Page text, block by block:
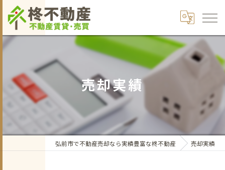
売却実績
弘前市で不動産売却なら実績豊富な柊不動産 売却実績